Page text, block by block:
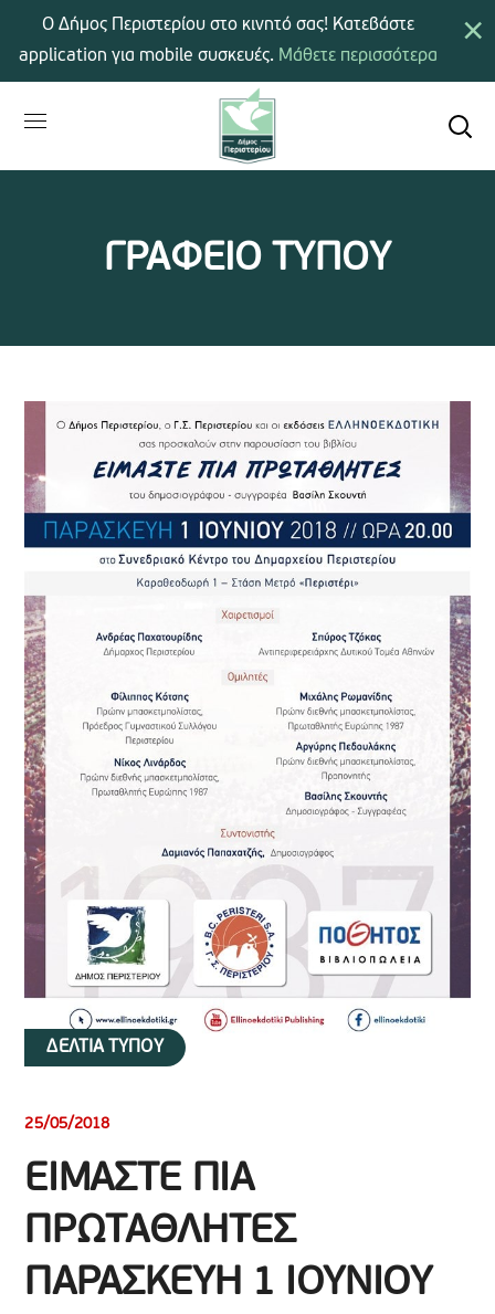
ΓΡΑΦΕΙΟ ΤΥΠΟΥ
ΔΕΛΤΙΑ ΤΥΠΟΥ
25/05/2018
ΕΙΜΑΣΤΕ ΠΙΑ
ΠΡΩΤΑΘΛΗΤΕΣ
ΠΑΡΑΣΚΕΥΗ 1 ΙΟΥΝΙΟΥ
×
Ο Δήμος Περιστερίου στο κινητό σας! Κατεβάστε
application για mobile συσκευές. Μάθετε περισσότερα